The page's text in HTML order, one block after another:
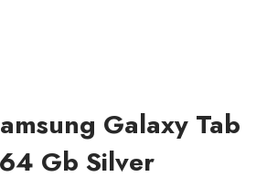
Galaxy Tab
Gb Silver